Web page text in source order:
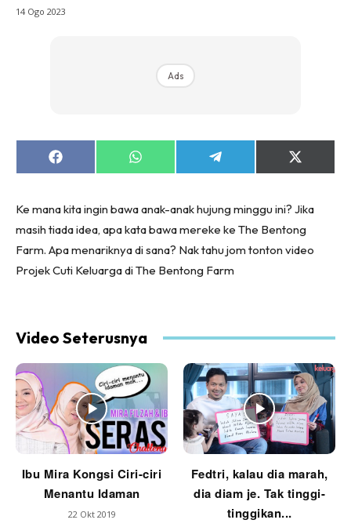
14 Ogo 2023
Ads
Share
on
Share
on
Share
on
Share
on
Ke mana kita ingin bawa anak-anak hujung minggu ini? Jika
masih tiada idea, apa kata bawa mereke ke The Bentong
Farm. Apa menariknya di sana? Nak tahu jom tonton video
Projek Cuti Keluarga di The Bentong Farm
Video Seterusnya
Ibu Mira Kongsi Ciri-ciri
Menantu Idaman
22 Okt 2019
Fedtri, kalau dia marah,
dia diam je. Tak tinggi-
tinggikan...